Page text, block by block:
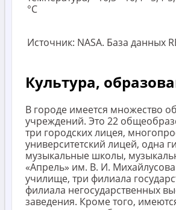
°C
Источник: NASA. База данных
Культура,
В городе имеется множество
учреждений. Это 22
три городских лицея,
университетский лицей, одна
музыкальные школы,
«Апрель» им. В. И.
училище, три филиала
филиала негосударственных
заведения. Кроме того,